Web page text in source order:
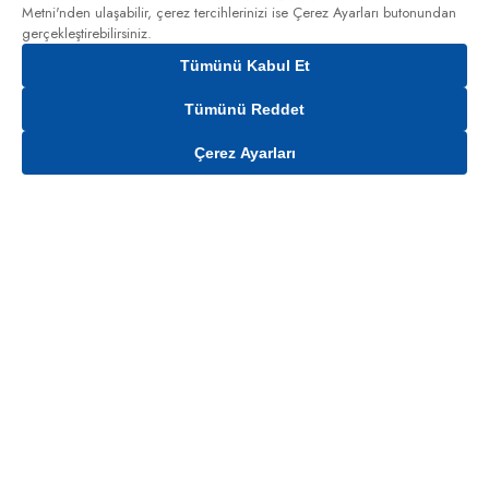
Sepete Ekle
Metni'nden ulaşabilir, çerez tercihlerinizi ise Çerez Ayarları butonundan
gerçekleştirebilirsiniz.
Tümünü Kabul Et
Tümünü Reddet
Çerez Ayarları